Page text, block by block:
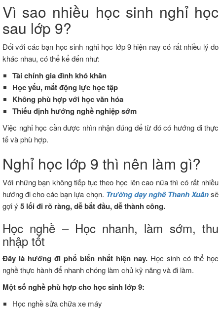
Vì sao nhiều học sinh nghỉ học
sau lớp 9?
Đối với các bạn học sinh nghỉ học lớp 9 hiện nay có rất nhiều lý do
khác nhau, có thể kể đến như:
Tàichính giađình khókhăn
Họcyếu, mấtđộng lực họctập
Không phù hợpvới họcvăn hóa
Thiếu định hướng nghề nghiệpsớm
Việc nghỉ học cầnđược nhìn nhậnđúng đểtừ đócó hướng đithực
tếvàphù hợp.
Nghỉ học lớp 9 thì nên làm gì?
Với những bạn không tiếp tục theo học lên cao nữa thì có rất nhiều
hướng đi cho các bạn lựa chọn. Trường dạy nghề Thanh Xuânsẽ
gợi ý 5 lốiđi rõ ràng,dễbắtđầu,dễthành công.
Học nghề – Học nhanh, làm sớm,thu
nhập tốt
Đây là hướng đi phổ biến nhất hiện nay. Học sinh có thể học
nghềthực hànhđể nhanhchóng làm chủkỹ năngvàđi làm.
Mộtsố nghềphù hợpcho họcsinh lớp9:
Học nghề sửa chữaxe máy